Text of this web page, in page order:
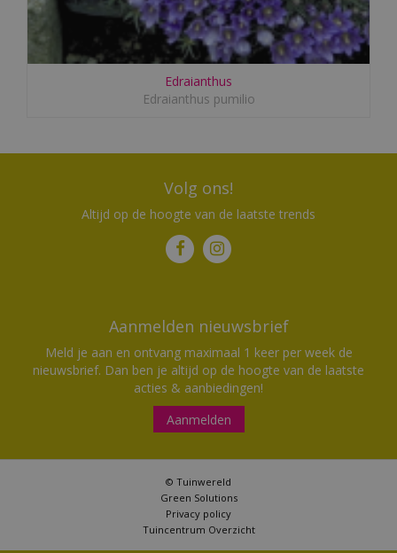
Edraianthus
Edraianthus pumilio
Volg ons!
Altijd op de hoogte van de laatste trends
Aanmelden nieuwsbrief
Meld je aan en ontvang maximaal 1 keer per week de
nieuwsbrief. Dan ben je altijd op de hoogte van de laatste
acties & aanbiedingen!
Aanmelden
© Tuinwereld
Green Solutions
Privacy policy
Tuincentrum Overzicht